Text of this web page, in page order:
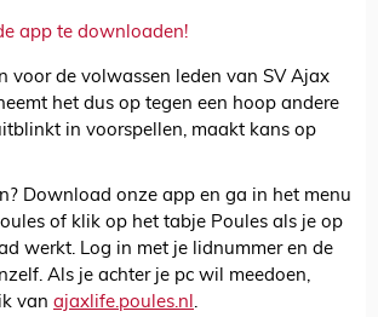
app te downloaden!
voor de volwassen leden van SV Ajax
het dus op tegen een hoop andere
in voorspellen, maakt kans op
Download onze app en ga in het menu
of klik op het tabje Poules als je op
werkt. Log in met je lidnummer en de
Als je achter je pc wil meedoen,
van ajaxlife.poules.nl.